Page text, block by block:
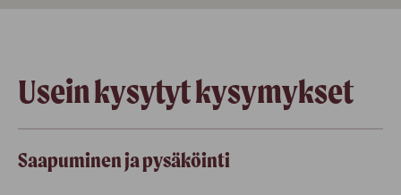
Usein kysytyt kysymykset
Saapuminen ja pysäköinti